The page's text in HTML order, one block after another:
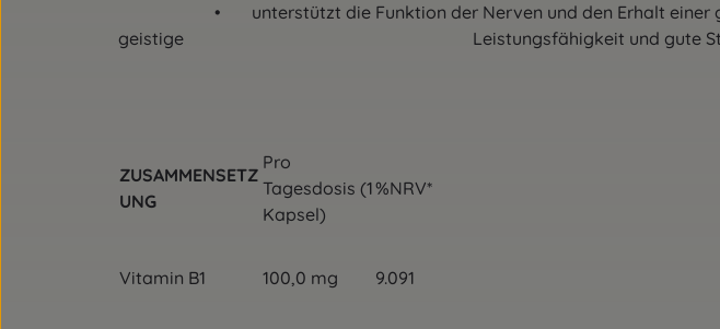
• unterstützt die Funktion der Nerven und den Erhalt
geistige Leistungsfähigkeit und gute
ZUSAMMENSETZ
UNG
Pro
Tagesdosis (1
Kapsel)
%NRV*
Vitamin B1 100,0 mg 9.091